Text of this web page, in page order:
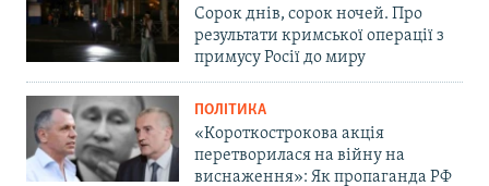
Сорок днів, сорок ночей. Про
результати кримської операції з
примусу Росії до миру
ПОЛІТИКА
«Короткострокова акція
перетворилася на війну на
виснаження»: Як пропаганда РФ